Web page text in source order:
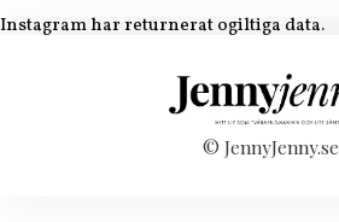
Instagram har returnerat ogiltiga data.
© JennyJenny.se